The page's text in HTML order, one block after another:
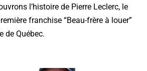
l’histoire de Pierre Leclerc, le
franchise “Beau-frère à louer”
de Québec.